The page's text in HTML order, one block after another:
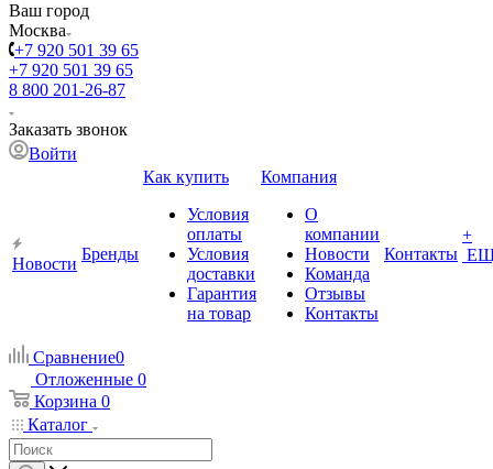
Ваш город
Москва
+7 920 501 39 65
+7 920 501 39 65
8 800 201-26-87
Заказать звонок
Войти
Новости
Бренды
Как купить
Условия
оплаты
Условия
доставки
Гарантия
на товар
Компания
О
компании
Новости
Команда
Отзывы
Контакты
Контакты
+
Сравнение0
Отложенные 0
Корзина 0
Каталог